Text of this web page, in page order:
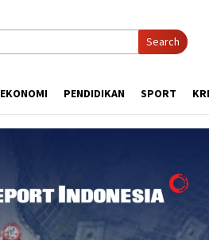
Search
EKONOMI PENDIDIKAN SPORT